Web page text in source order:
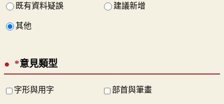
既有資料疑誤 建議新增
其他
*意見類型
字形與用字 部首與筆畫